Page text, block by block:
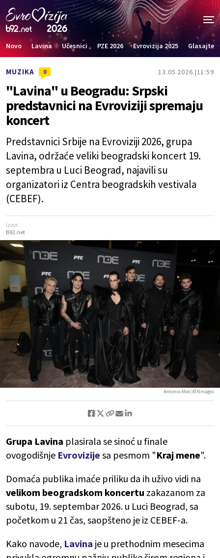
Novo Lavina Učesnici PZE 2026 Evrovizija 2025 Glasajte
MUZIKA 0 13.05.2026. 11:59
"Lavina" u Beogradu: Srpski
predstavnici na Evroviziji spremaju
koncert
Predstavnici Srbije na Evroviziji 2026, grupa
Lavina, održaće veliki beogradski koncert 19.
septembra u Luci Beograd, najavili su
organizatori iz Centra beogradskih vestivala
(CEBEF).
Izvor:
B92.net
Antonio Ahel/ATAImages
Grupa Lavina plasirala se sinoć u finale
ovogodišnje Evrovizije sa pesmom "Kraj mene".
Domaća publika imaće priliku da ih uživo vidi na
velikom beogradskom koncertu zakazanom za
subotu, 19. septembar 2026. u Luci Beograd, sa
početkom u 21 čas, saopšteno je iz CEBEF-a.
Kako navode, Lavina je u prethodnim mesecima